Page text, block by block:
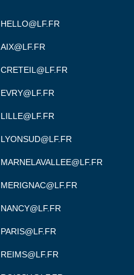
HELLO@LF.FR
AIX@LF.FR
CRETEIL@LF.FR
EVRY@LF.FR
LILLE@LF.FR
LYONSUD@LF.FR
MARNELAVALLEE@LF.FR
MERIGNAC@LF.FR
NANCY@LF.FR
PARIS@LF.FR
REIMS@LF.FR